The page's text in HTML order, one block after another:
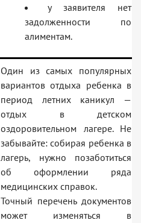
у заявителя нет
задолженности по
алиментам.
Один из самых популярных
вариантов отдыха ребенка в
период летних каникул —
отдых в детском
оздоровительном лагере. Не
забывайте: собирая ребенка в
лагерь, нужно позаботиться
об оформлении ряда
медицинских справок.
Точный перечень документов
может изменяться в